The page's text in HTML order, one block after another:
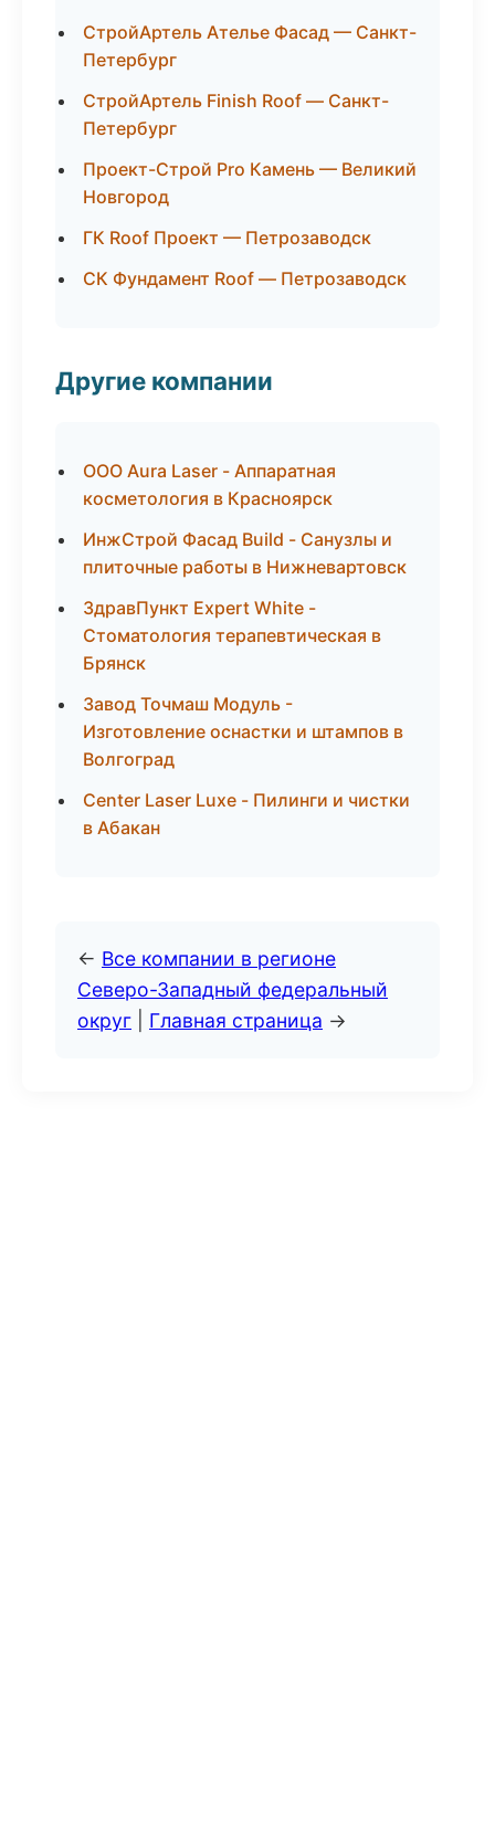
СтройАртель Ателье Фасад — Санкт-
Петербург
СтройАртель Finish Roof — Санкт-
Петербург
Проект-Строй Pro Камень — Великий
Новгород
ГК Roof Проект — Петрозаводск
СК Фундамент Roof — Петрозаводск
Другие компании
ООО Aura Laser - Аппаратная
косметология в Красноярск
ИнжСтрой Фасад Build - Санузлы и
плиточные работы в Нижневартовск
ЗдравПункт Expert White -
Стоматология терапевтическая в
Брянск
Завод Точмаш Модуль -
Изготовление оснастки и штампов в
Волгоград
Center Laser Luxe - Пилинги и чистки
в Абакан
← Все компании в регионе
Северо-Западный федеральный
округ
Главная страница →